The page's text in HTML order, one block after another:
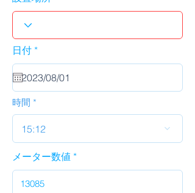
日付 *r
u
i
d
時間
15:12
メーター数値